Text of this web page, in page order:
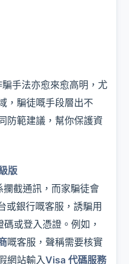
手法亦愈來愈高明，尤
，騙徒嘅手段層出不
防範建議，幫你保護資
版
截通訊，而家騙徒會
或銀行嘅客服，誘騙用
碼或登入憑證。例如，
嘅客服，聲稱需要核實
網站輸入Visa 代碼服務